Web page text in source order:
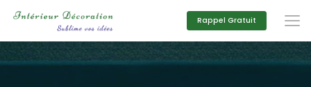
principal
Rappel Gratuit